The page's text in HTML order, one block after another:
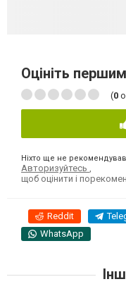
Оцініть першим
(0
Ніхто ще не рекомендував
Авторизуйтесь
щоб оцінити і
Reddit
WhatsApp